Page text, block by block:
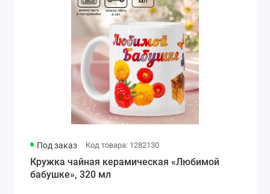
Под заказ Код товара: 1282130
Кружка чайная керамическая «Любимой
бабушке», 320 мл